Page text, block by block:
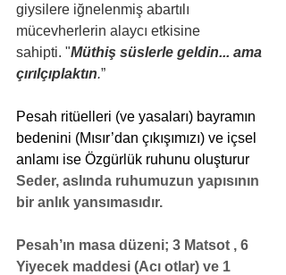
giysilere iğnelenmiş abartılı
mücevherlerin alaycı etkisine
sahipti. "Müthiş süslerle geldin... ama
çırılçıplaktın.”
Pesah ritüelleri (ve yasaları) bayramın
bedenini (Mısır’dan çıkışımızı) ve içsel
anlamı ise Özgürlük ruhunu oluşturur
Seder, aslında ruhumuzun yapısının
bir anlık yansımasıdır.
Pesah’ın masa düzeni; 3 Matsot , 6
Yiyecek maddesi (Acı otlar) ve 1